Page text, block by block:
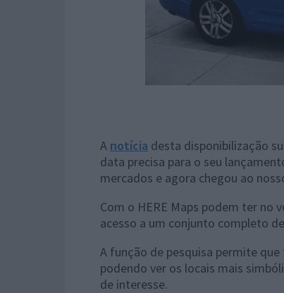
A notícia desta disponibilização
data precisa para o seu
mercados e agora chegou ao
Com o HERE Maps podem ter no
acesso a um conjunto completo
A função de pesquisa permite
podendo ver os locais mais
de interesse.